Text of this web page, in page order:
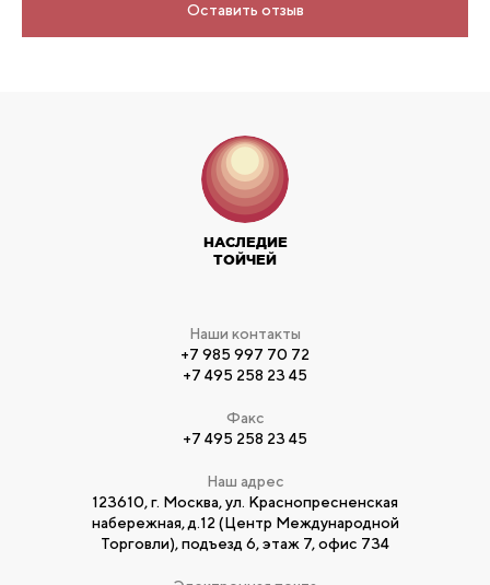
Оставить отзыв
НАСЛЕДИЕ
ТОЙЧЕЙ
Наши контакты
+7 985 997 70 72
+7 495 258 23 45
Факс
+7 495 258 23 45
Наш адрес
123610, г. Москва, ул. Краснопресненская
набережная, д.12 (Центр Международной
Торговли), подъезд 6, этаж 7, офис 734